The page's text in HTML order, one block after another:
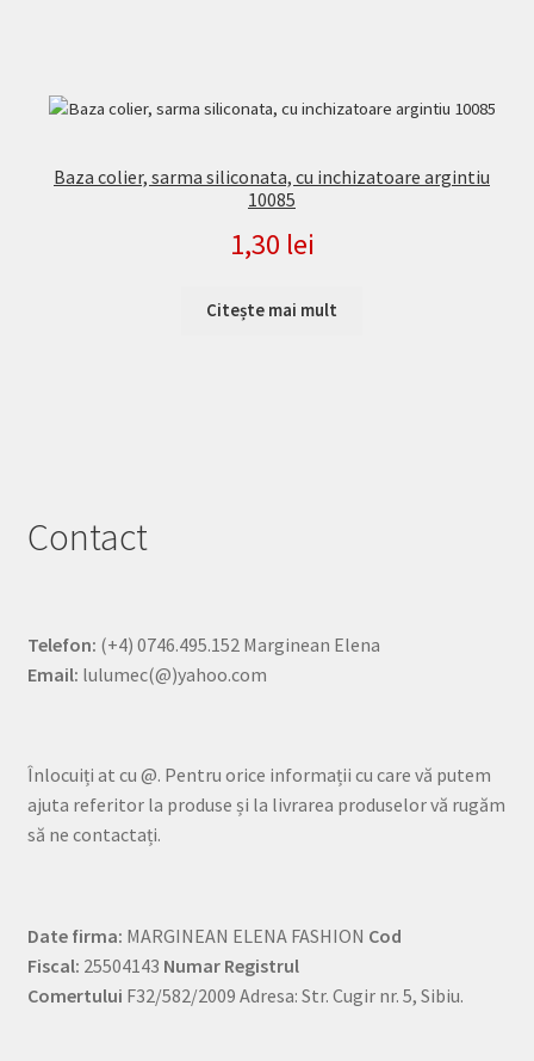
Baza colier, sarma siliconata, cu inchizatoare argintiu
10085
1,30 lei
Citește mai mult
Contact
Telefon: (+4) 0746.495.152 Marginean Elena
Email: lulumec(@)yahoo.com
Înlocuiți at cu @. Pentru orice informații cu care vă putem
ajuta referitor la produse și la livrarea produselor vă rugăm
să ne contactați.
Date firma: MARGINEAN ELENA FASHION Cod
Fiscal: 25504143 Numar Registrul
Comertului F32/582/2009 Adresa: Str. Cugir nr. 5, Sibiu.